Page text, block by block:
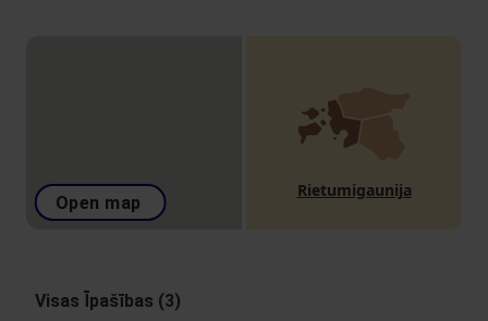
Open map
Rietumigaunija
Visas Īpašības (3)